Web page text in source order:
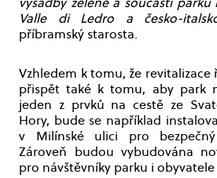
Valle di Ledro a česko-
příbramský starosta.
Vzhledem k tomu, že revitalizace
přispět také k tomu, aby park
jeden z prvků na cestě ze
Hory, bude se například
v Milínské ulici pro
Zároveň budou vybudována
pro návštěvníky parku i